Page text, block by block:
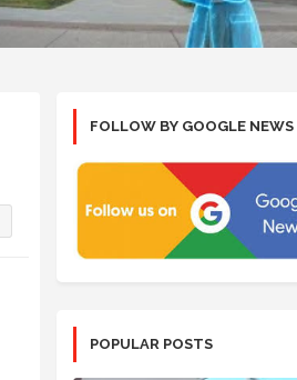
FOLLOW BY GOOGLE NEWS
POPULAR POSTS